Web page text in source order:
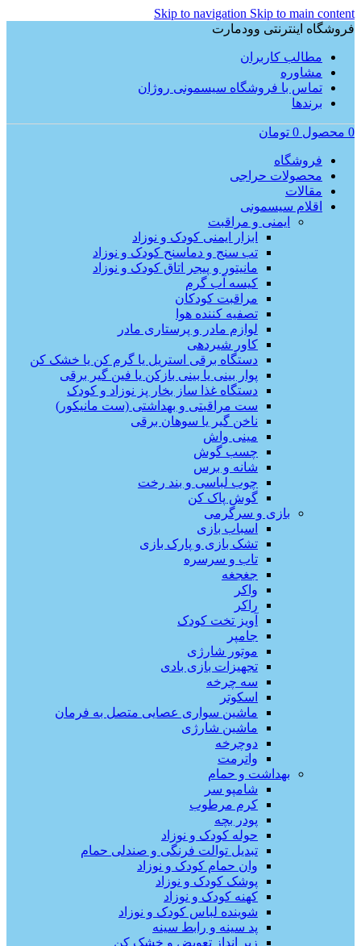
Skip to navigation Skip to main content
فروشگاه اینترنتی وودمارت
مطالب کاربران
مشاوره
تماس با فروشگاه سیسمونی روژان
برندها
0 محصول 0 تومان
فروشگاه
محصولات حراجی
مقالات
اقلام سیسمونی
ایمنی و مراقبت
ابزار ایمنی کودک و نوزاد
تب سنج و دماسنح کودک و نوزاد
مانیتور و پیجر اتاق کودک و نوزاد
کیسه آب گرم
مراقبت کودکان
تصفیه کننده هوا
لوازم مادر و پرستاری مادر
کاور شیردهی
دستگاه برقی استریل یا گرم کن یا خشک کن
پوار بینی یا بینی بازکن یا فین گیر برقی
دستگاه غذا ساز بخار پز نوزاد و کودک
ست مراقبتی و بهداشتی (ست مانیکور)
ناخن گیر یا سوهان برقی
مینی واش
چسب گوش
شانه و برس
چوب لباسی و بند رخت
گوش پاک کن
بازی و سرگرمی
اسباب بازی
تشک بازی و پارک بازی
تاب و سرسره
جغجغه
واکر
راکر
آویز تخت کودک
جامپر
موتور شارژی
تجهیزات بازی بادی
سه چرخه
اسکوتر
ماشین سواری عصایی متصل به فرمان
ماشین شارژی
دوچرخه
واترمت
بهداشت و حمام
شامپو سر
کرم مرطوب
پودر بچه
حوله کودک و نوزاد
تبدیل توالت فرنگی و صندلی حمام
وان حمام کودک و نوزاد
پوشک کودک و نوزاد
کهنه کودک و نوزاد
شوینده لباس کودک و نوزاد
پد سینه و رابط سینه
زیر انداز تعویض و خشک کن